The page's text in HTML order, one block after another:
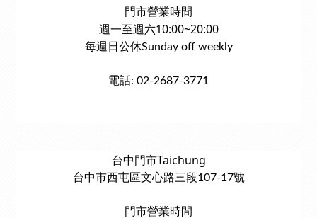
門市營業時間
週一至週六10:00~20:00
每週日公休Sunday off weekly
電話: 02-2687-3771
台中門市Taichung
台中市西屯區文心路三段107-17號
門市營業時間